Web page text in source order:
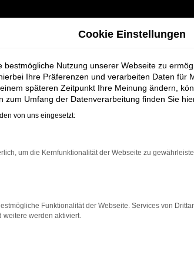
bei
ein zuverlässiges und modernes
modernes Design, das sowohl in
neben einer breiten Auswahl an
Cookie Einstellungen
bestmögliche Nutzung unserer Webseite zu
Ihre Präferenzen und verarbeiten Daten für
späteren Zeitpunkt Ihre Meinung ändern,
zum Umfang der Datenverarbeitung finden Sie
von uns eingesetzt:
um die Kernfunktionalität der Webseite zu
Funktionalität der Webseite. Services von
weitere werden aktiviert.